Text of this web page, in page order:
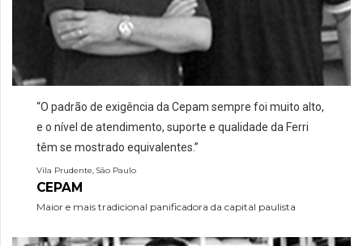
“O padrão de exigência da Cepam sempre foi muito alto,
e o nível de atendimento, suporte e qualidade da Ferri
têm se mostrado equivalentes.”
Vila Prudente, São Paulo
CEPAM
Maior e mais tradicional panificadora da capital paulista